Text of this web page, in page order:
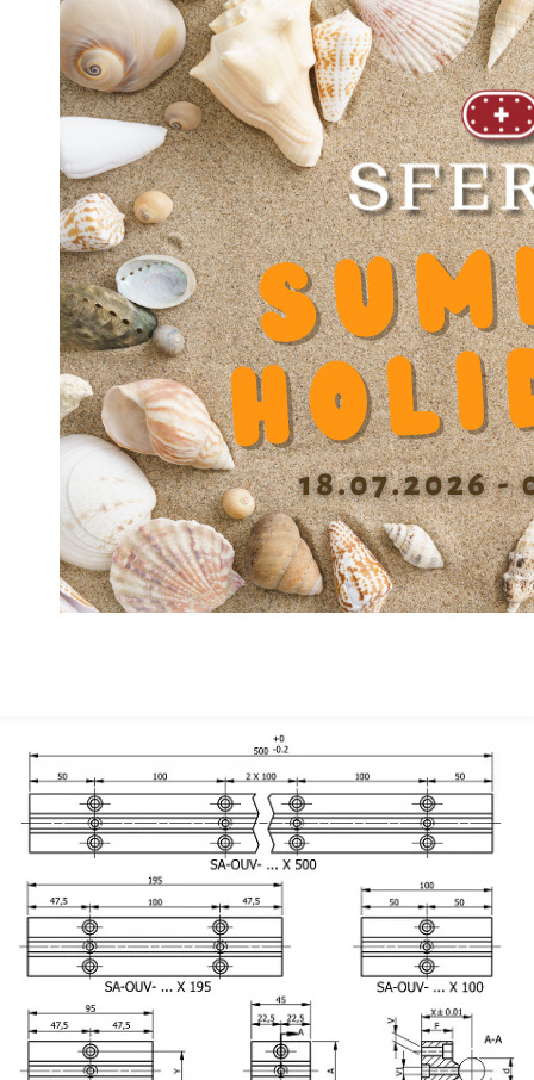
产品名称
SA-OUV 4060 B x 95
mm
净重
1761.3 g
0
内径 d
0
长度
95 mm
动态系数 Y
0.000000
Diameter shaft d
40
Diameter Counterbore u
Diameter screw slot block fixation V
8.5
Diameter screw slot block fixation V1
8.4
Spacing screw Y
53
Height F
30
Height center X +/-0.01
57
Width A
80
Material
GG